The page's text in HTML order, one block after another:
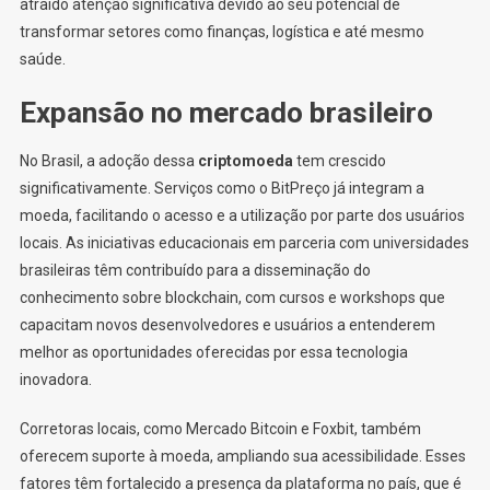
atraído atenção significativa devido ao seu potencial de
transformar setores como finanças, logística e até mesmo
saúde.
Expansão no mercado brasileiro
No Brasil, a adoção dessa criptomoeda tem crescido
significativamente. Serviços como o BitPreço já integram a
moeda, facilitando o acesso e a utilização por parte dos usuários
locais. As iniciativas educacionais em parceria com universidades
brasileiras têm contribuído para a disseminação do
conhecimento sobre blockchain, com cursos e workshops que
capacitam novos desenvolvedores e usuários a entenderem
melhor as oportunidades oferecidas por essa tecnologia
inovadora.
Corretoras locais, como Mercado Bitcoin e Foxbit, também
oferecem suporte à moeda, ampliando sua acessibilidade. Esses
fatores têm fortalecido a presença da plataforma no país, que é